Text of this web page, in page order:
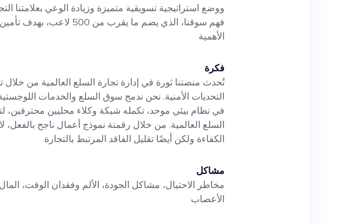
مبادراتنا التسويقية،
رؤيتنا المتمثلة في أن
والشركات اللوجستية
لتحديد الاتجاهات ووضع
ووضع استراتيجية تسويقية متميزة وزيادة الوعي بعلامتنا
الأهمية
فكرة
تُحدث منصتنا ثورة في إدارة تجارة السلع العالمية من
التحديات الأمنية. نحن ندمج سوق السلع والخدمات
في نظام بيئي موحد، تكمله شبكة وكلاء محليين محترفين،
السلع العالمية. من خلال رقمنة نموذج أعمال ناجح
الكفاءة ولكن أيضًا تقليل الفاقد المرتبط بالتجارة.
مشاكل
مخاطر الاحتيال، مشاكل الجودة، الألم وفقدان الوقت،
الأعصاب